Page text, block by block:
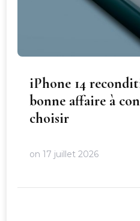
iPhone 14
bonne affaire à
choisir
on 17 juillet 2026